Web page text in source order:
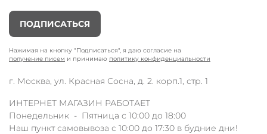
ПОДПИСАТЬСЯ
Нажимая на кнопку "Подписаться", я даю согласие на
получение писем и принимаю политику конфиденциальности
г. Москва, ул. Красная Сосна, д. 2. корп.1, стр. 1
ИНТЕРНЕТ МАГАЗИН РАБОТАЕТ
Понедельник - Пятница с 10:00 до 18:00
Наш пункт самовывоза с 10:00 до 17:30 в будние дни!